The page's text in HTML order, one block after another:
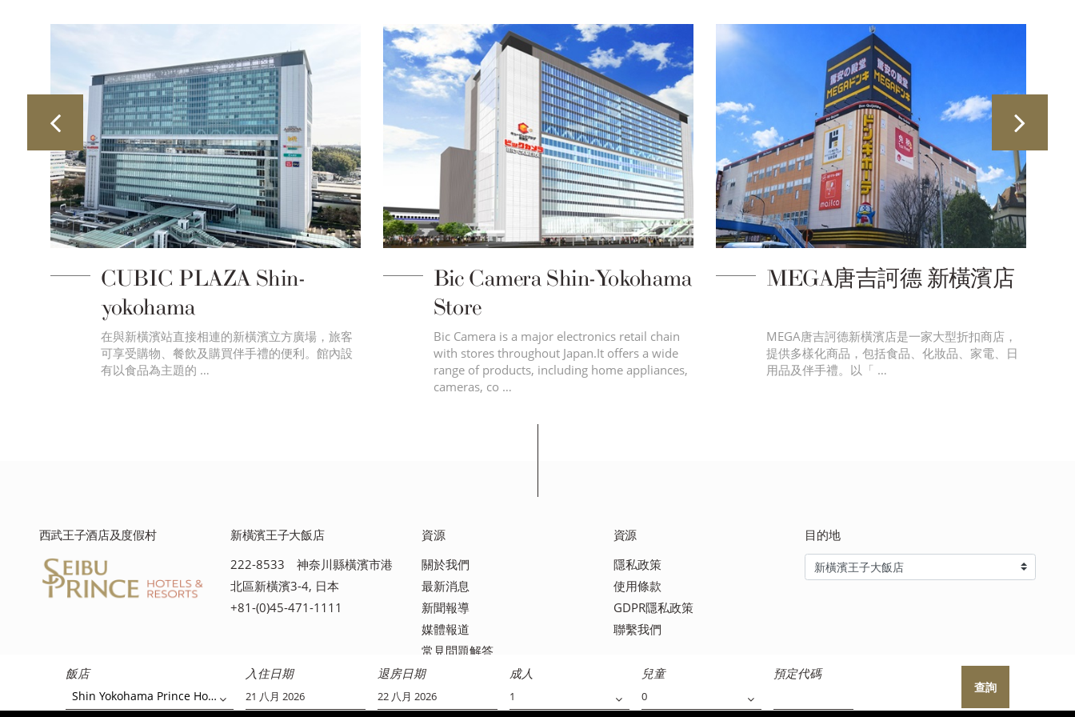
飯店
Shin Yokohama Prince Hotel
入住日期 退房日期 成人 兒童 預定代碼
查詢
CUBIC PLAZA Shin-
yokohama
在與新橫濱站直接相連的新橫濱立方廣場，旅客
可享受購物、餐飲及購買伴手禮的便利。館內設
有以食品為主題的 …
Bic Camera Shin-Yokohama
Store
Bic Camera is a major electronics retail chain
with stores throughout Japan.It offers a wide
range of products, including home appliances,
cameras, co …
MEGA唐吉訶德 新橫濱店
MEGA唐吉訶德新橫濱店是一家大型折扣商店，
提供多樣化商品，包括食品、化妝品、家電、日
用品及伴手禮。以「 …
西武王子酒店及度假村
新橫濱王子大飯店
222-8533 神奈川縣橫濱市港
北區新橫濱3-4, 日本
+81-(0)45-471-1111
資源
關於我們
最新消息
新聞報導
媒體報道
常見問題解答
資源
隱私政策
使用條款
GDPR隱私政策
聯繫我們
目的地